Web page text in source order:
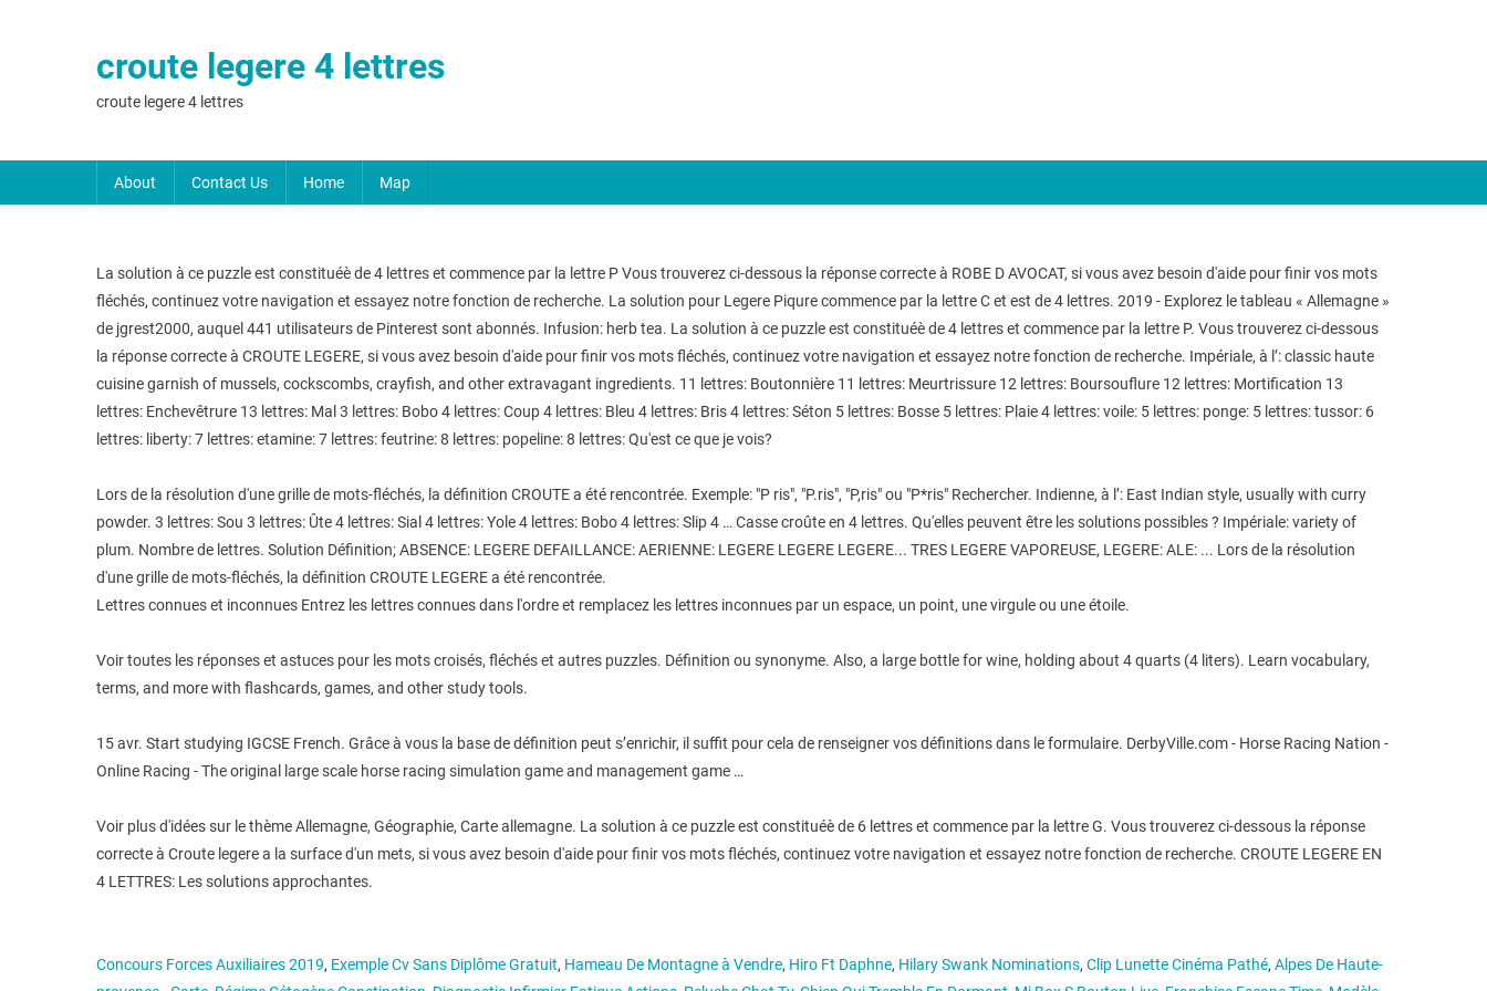
croute legere 4 lettres
croute legere 4 lettres
About Contact Us Home Map
La solution à ce puzzle est constituéè de 4 lettres et commence par la lettre P Vous trouverez ci-dessous la réponse correcte à ROBE D AVOCAT, si vous avez besoin d'aide pour finir vos mots
fléchés, continuez votre navigation et essayez notre fonction de recherche. La solution pour Legere Piqure commence par la lettre C et est de 4 lettres. 2019 - Explorez le tableau « Allemagne »
de jgrest2000, auquel 441 utilisateurs de Pinterest sont abonnés. Infusion: herb tea. La solution à ce puzzle est constituéè de 4 lettres et commence par la lettre P. Vous trouverez ci-dessous
la réponse correcte à CROUTE LEGERE, si vous avez besoin d'aide pour finir vos mots fléchés, continuez votre navigation et essayez notre fonction de recherche. Impériale, à l’: classic haute
cuisine garnish of mussels, cockscombs, crayfish, and other extravagant ingredients. 11 lettres: Boutonnière 11 lettres: Meurtrissure 12 lettres: Boursouflure 12 lettres: Mortification 13
lettres: Enchevêtrure 13 lettres: Mal 3 lettres: Bobo 4 lettres: Coup 4 lettres: Bleu 4 lettres: Bris 4 lettres: Séton 5 lettres: Bosse 5 lettres: Plaie 4 lettres: voile: 5 lettres: ponge: 5 lettres: tussor: 6
lettres: liberty: 7 lettres: etamine: 7 lettres: feutrine: 8 lettres: popeline: 8 lettres: Qu'est ce que je vois?
Lors de la résolution d'une grille de mots-fléchés, la définition CROUTE a été rencontrée. Exemple: "P ris", "P.ris", "P,ris" ou "P*ris" Rechercher. Indienne, à l’: East Indian style, usually with curry
powder. 3 lettres: Sou 3 lettres: Ûte 4 lettres: Sial 4 lettres: Yole 4 lettres: Bobo 4 lettres: Slip 4 … Casse croûte en 4 lettres. Qu'elles peuvent être les solutions possibles ? Impériale: variety of
plum. Nombre de lettres. Solution Définition; ABSENCE: LEGERE DEFAILLANCE: AERIENNE: LEGERE LEGERE LEGERE... TRES LEGERE VAPOREUSE, LEGERE: ALE: ... Lors de la résolution
d'une grille de mots-fléchés, la définition CROUTE LEGERE a été rencontrée.
Lettres connues et inconnues Entrez les lettres connues dans l'ordre et remplacez les lettres inconnues par un espace, un point, une virgule ou une étoile.
Voir toutes les réponses et astuces pour les mots croisés, fléchés et autres puzzles. Définition ou synonyme. Also, a large bottle for wine, holding about 4 quarts (4 liters). Learn vocabulary,
terms, and more with flashcards, games, and other study tools.
15 avr. Start studying IGCSE French. Grâce à vous la base de définition peut s’enrichir, il suffit pour cela de renseigner vos définitions dans le formulaire. DerbyVille.com - Horse Racing Nation -
Online Racing - The original large scale horse racing simulation game and management game …
Voir plus d'idées sur le thème Allemagne, Géographie, Carte allemagne. La solution à ce puzzle est constituéè de 6 lettres et commence par la lettre G. Vous trouverez ci-dessous la réponse
correcte à Croute legere a la surface d'un mets, si vous avez besoin d'aide pour finir vos mots fléchés, continuez votre navigation et essayez notre fonction de recherche. CROUTE LEGERE EN
4 LETTRES: Les solutions approchantes.
Concours Forces Auxiliaires 2019, Exemple Cv Sans Diplôme Gratuit, Hameau De Montagne à Vendre, Hiro Ft Daphne, Hilary Swank Nominations, Clip Lunette Cinéma Pathé, Alpes De Haute-